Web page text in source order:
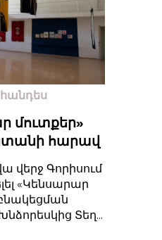
մուտքեր»
հարավ
վերջ Գորիսում
«Կենսարար
Տեղ...